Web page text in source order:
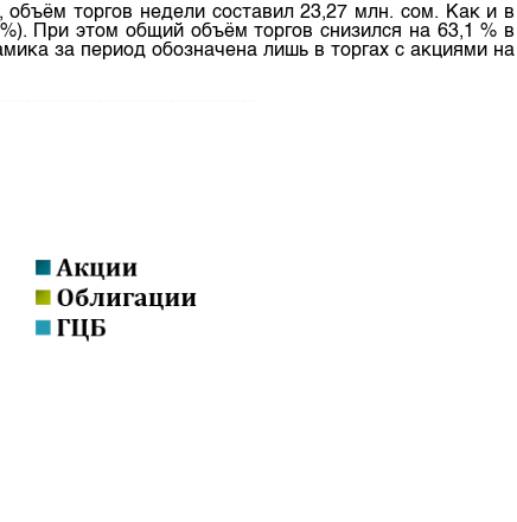
ЦБ
обращении
аукционов по
торгов недели составил 23,27 млн. сом. Как и в
При этом общий объём торгов снизился на 63,1 % в
за период обозначена лишь в торгах с акциями на